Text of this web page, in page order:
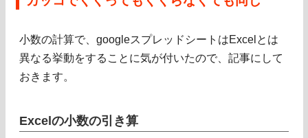
小数の計算で、googleスプレッドシートはExcelとは
異なる挙動をすることに気が付いたので、記事にして
おきます。
Excelの小数の引き算